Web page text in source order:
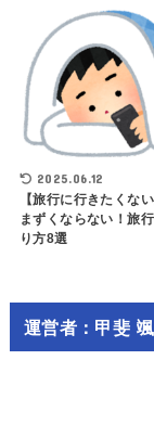
2025.06.12
【旅行に行きたくな
まずくならない！旅
り方8選
運営者：甲斐